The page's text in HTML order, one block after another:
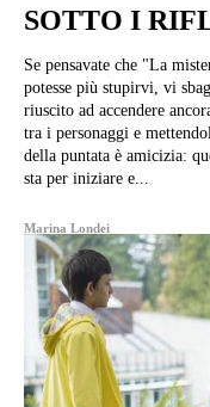
SOTTO I
Se pensavate che "La
potesse più stupirvi, vi
riuscito ad accendere
tra i personaggi e
della puntata è amicizia:
sta per iniziare e...
Marina Londei